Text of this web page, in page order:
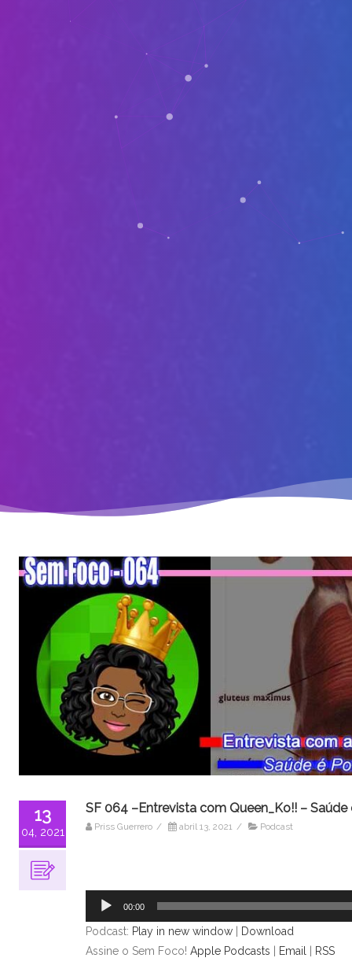
13
04, 2021
SF 064 –Entrevista com Queen_Ko!! – Saúde
Priss Guerrero / abril 13, 2021 / Podcast
áudio
00:00
Podcast: Play in new window
Download
Assine o Sem Foco! Apple Podcasts Email RSS